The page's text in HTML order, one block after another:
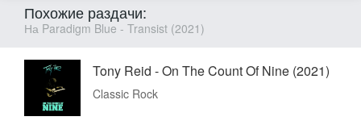
Похожие раздачи:
На Paradigm Blue - Transist (2021)
Tony Reid - On The Count Of Nine (2021)
Classic Rock